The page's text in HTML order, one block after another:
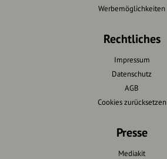
Werbemöglichkeiten
Rechtliches
Impressum
Datenschutz
AGB
Cookies zurücksetzen
Presse
Mediakit